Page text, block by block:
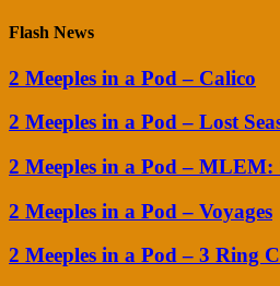
Flash News
2 Meeples in a Pod – Calico
2 Meeples in a Pod – Lost
2 Meeples in a Pod – MLEM:
2 Meeples in a Pod – Voyages
2 Meeples in a Pod – 3 Ring